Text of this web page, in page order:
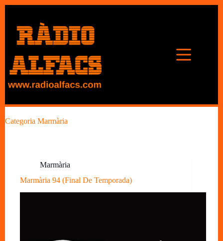
contingut
Categoria Marmària
Marmària
Marmària 94 (Final De Temporada)